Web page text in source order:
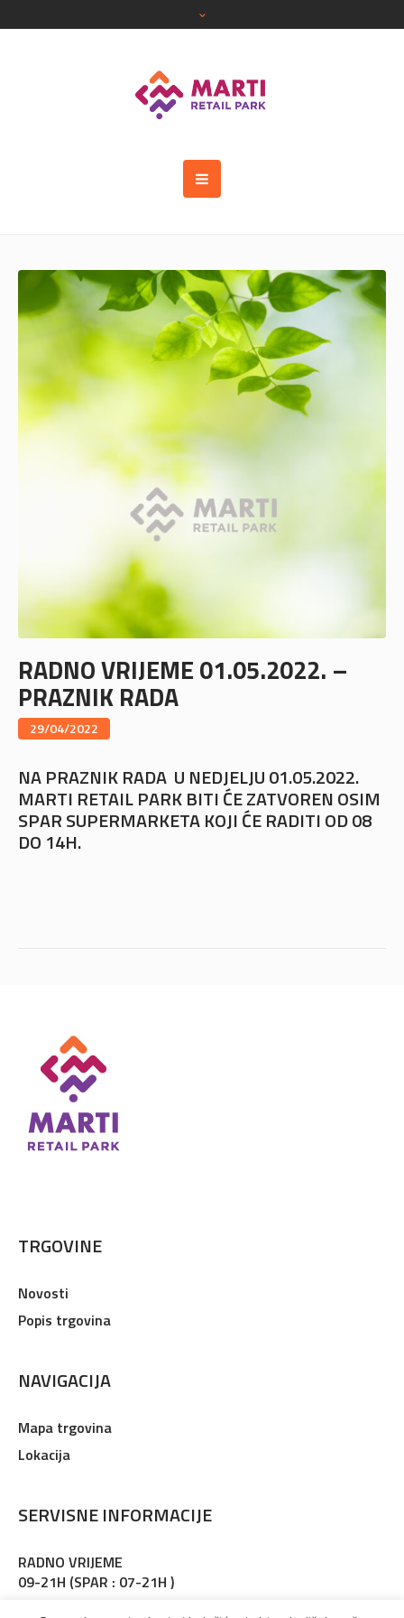
RADNO VRIJEME 01.05.2022. –
PRAZNIK RADA
29/04/2022
NA PRAZNIK RADA U NEDJELJU 01.05.2022.
MARTI RETAIL PARK BITI ĆE ZATVOREN OSIM
SPAR SUPERMARKETA KOJI ĆE RADITI OD 08
DO 14H.
TRGOVINE
Novosti
Popis trgovina
NAVIGACIJA
Mapa trgovina
Lokacija
SERVISNE INFORMACIJE
RADNO VRIJEME
09-21H (SPAR : 07-21H )